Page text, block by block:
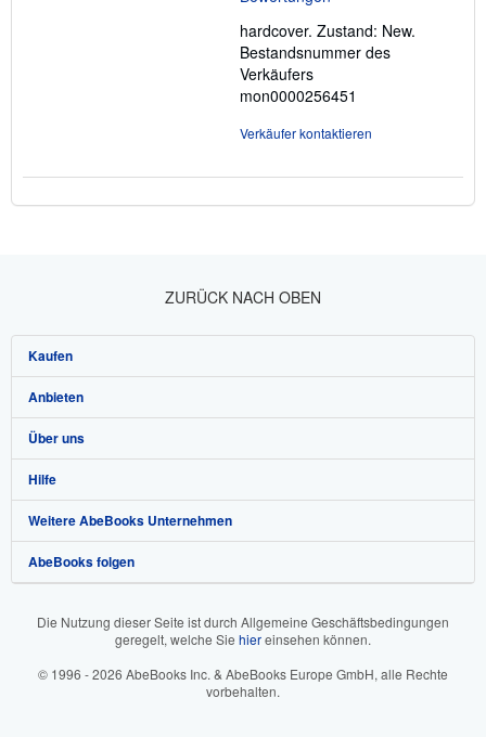
hardcover. Zustand: New.
Bestandsnummer des
Verkäufers
mon0000256451
Verkäufer kontaktieren
ZURÜCK NACH OBEN
Kaufen
Detailsuche
Sammlungen
Nutzerkonto
Meine Bestellungen
Warenkorb
Anbieten
Verkäufer werden
Partnerprogramm
Empfehlen Sie einen Verkäufer
Über uns
Über uns / Impressum
Presse
Karriere
Cookie-Einstellungen
Cookie-Hinweis
Hilfe
Hilfebereich
Kundenservice
Weitere AbeBooks Unternehmen
AbeBooks.com
AbeBooks.it
AbeBooks folgen
Die Nutzung dieser Seite ist durch Allgemeine Geschäftsbedingungen
geregelt, welche Sie hiereinsehen können.
© 1996 - 2026 AbeBooks Inc. & AbeBooks Europe GmbH, alle Rechte
vorbehalten.